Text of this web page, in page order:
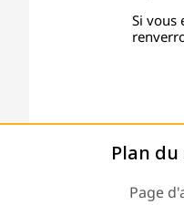
Si vous
Plan
Page